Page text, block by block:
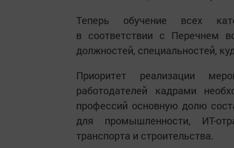
Теперь обучение всех
в соответствии с Перечнем
должностей, специальностей,
Приоритет реализации
работодателей кадрами
профессий основную долю
для промышленности, ИТ-
транспорта и строительства.